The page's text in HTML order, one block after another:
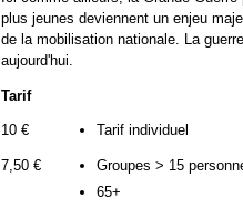
plus jeunes deviennent un enjeu
de la mobilisation nationale. La
aujourd'hui.
Tarif
10 € Tarif individuel
7,50 €
Groupes > 15
65+